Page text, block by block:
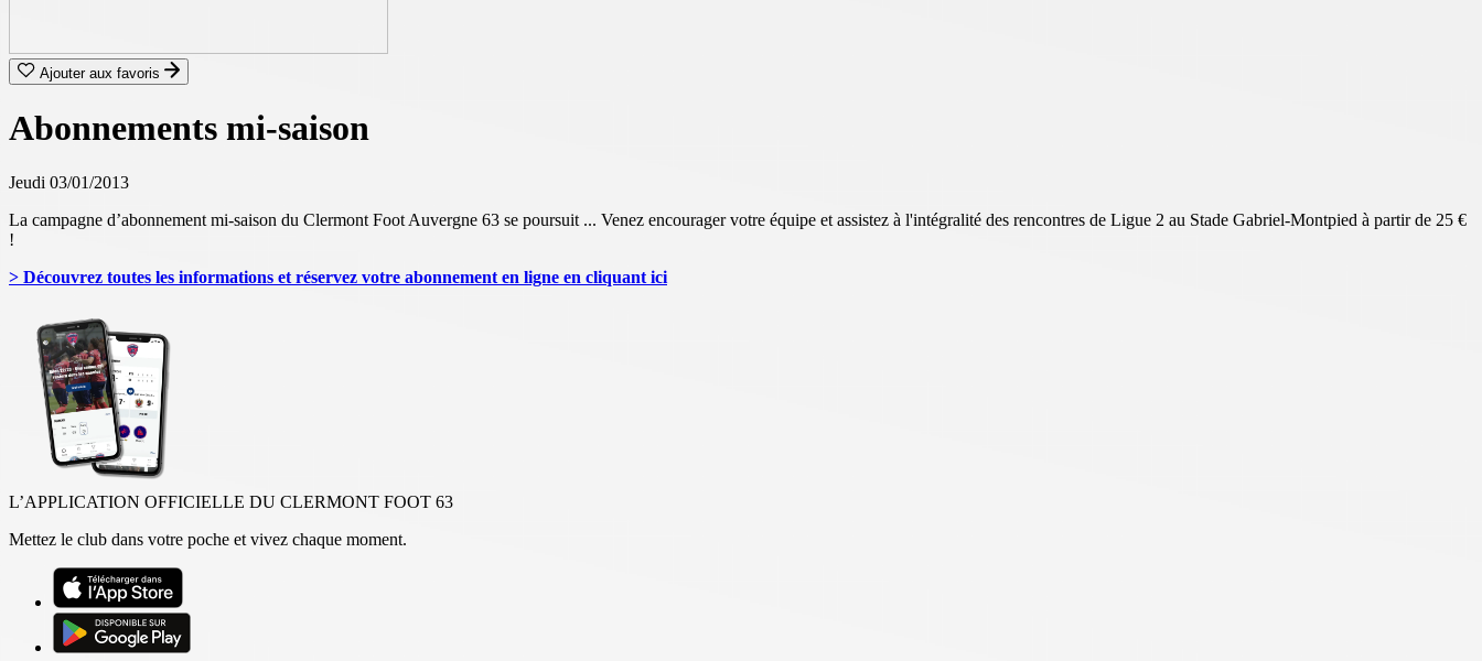
Ajouter aux favoris
Abonnements mi-saison
Jeudi 03/01/2013
La campagne d’abonnement mi-saison du Clermont Foot Auvergne 63 se poursuit ... Venez encourager votre équipe et assistez à l'intégralité des rencontres de Ligue 2 au Stade Gabriel-Montpied à partir de 25 €
!
> Découvrez toutes les informations et réservez votre abonnement en ligne en cliquant ici
L’APPLICATION OFFICIELLE DU CLERMONT FOOT 63
Mettez le club dans votre poche et vivez chaque moment.